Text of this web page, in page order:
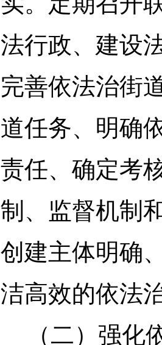
法行政、建设
完善依法治街
道任务、明确
责任、确定考
制、监督机制
创建主体明确
洁高效的依法
（二）强